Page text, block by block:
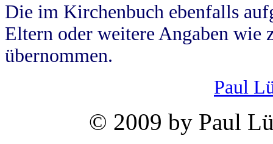
Die im Kirchenbuch ebenfalls
Eltern oder weitere Angaben wie
übernommen.
Paul
© 2009 by Paul